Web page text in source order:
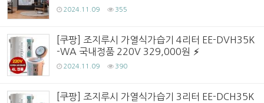
2024.11.09 355
[쿠팡] 조지루시 가열식가습기 4리터 EE-DVH35K
-WA 국내정품 220V 329,000원
2024.11.09 390
[쿠팡] 조지루시 가열식가습기 3리터 EE-DCH35K